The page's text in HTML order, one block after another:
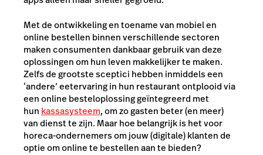
Met de ontwikkeling en toename van mobiel en
online bestellen binnen verschillende sectoren
maken consumenten dankbaar gebruik van deze
oplossingen om hun leven makkelijker te maken.
Zelfs de grootste sceptici hebben inmiddels een
‘andere’ eetervaring in hun restaurant ontplooid via
een online besteloplossing geïntegreerd met
hun kassasysteem, om zo gasten beter (en meer)
van dienst te zijn. Maar hoe belangrijk is het voor
horeca-ondernemers om jouw (digitale) klanten de
optie om online te bestellen aan te bieden?